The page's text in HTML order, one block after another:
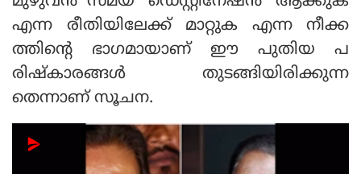
എന്ന രീതിയിലേക്ക് മാറ്റുക എന്ന നീക്ക
ത്തിന്റെ ഭാഗമായാണ് ഈ പുതിയ പ
രിഷ്കാരങ്ങള്‍ തുടങ്ങിയിരിക്കുന്ന
തെന്നാണ് സൂചന.